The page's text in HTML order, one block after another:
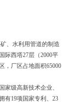
、水利用管道的制造
际西塔27层（2000平
，厂区占地面积65000
级高新技术企业、
有19项国家专利、23